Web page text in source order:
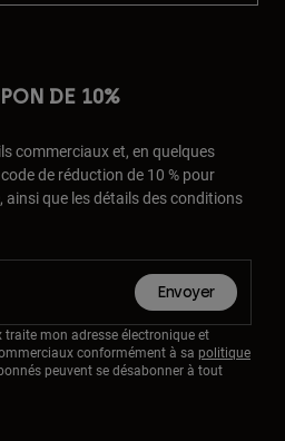
DE 10%
commerciaux et, en quelques
de réduction de 10 % pour
que les détails des conditions
Envoyer
traite mon adresse électronique et
conformément à sa politique
peuvent se désabonner à tout